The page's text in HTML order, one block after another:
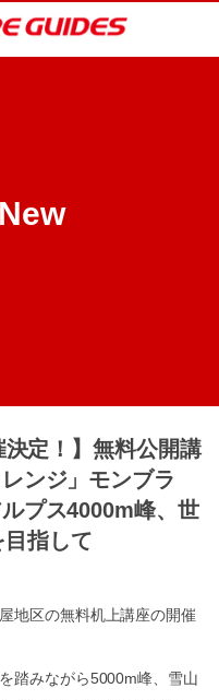
決定！】無料公開講
ンジ」モンブラ
プス4000m峰、世
指して
地区の無料机上講座の開催
踏みながら5000m峰、雪山